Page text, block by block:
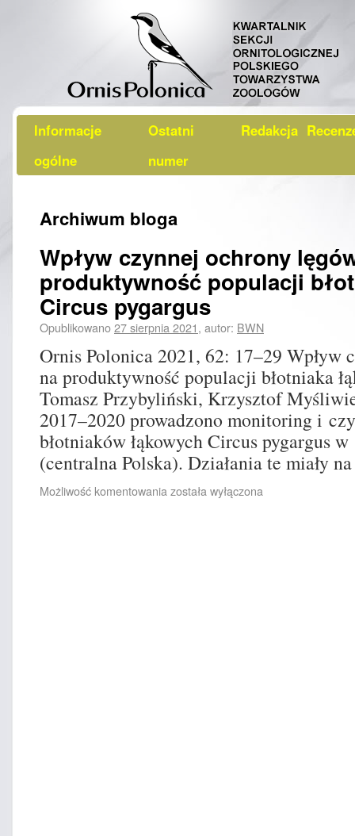
Informacje
ogólne
Ostatni
numer
Redakcja
Archiwum bloga
Wpływ czynnej ochrony
produktywność populacji
Circus pygargus
Opublikowano27 sierpnia 2021, autor: BWN
Ornis Polonica 2021, 62: 17–29 Wpływ
na produktywność populacji błotniaka
Tomasz Przybyliński, Krzysztof
2017–2020 prowadzono monitoring i
błotniaków łąkowych Circus pygargus
(centralna Polska). Działania te miały
Możliwość komentowania została wyłączona